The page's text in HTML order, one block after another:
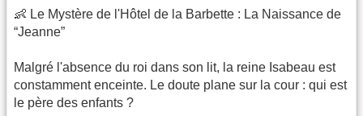
​👶 Le Mystère de l'Hôtel de la Barbette : La Naissance de
“Jeanne”
​Malgré l'absence du roi dans son lit, la reine Isabeau est
constamment enceinte. Le doute plane sur la cour : qui est
le père des enfants ?